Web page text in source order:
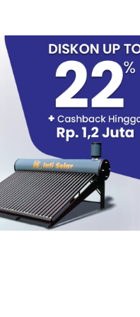
Home ProdukTeknologi